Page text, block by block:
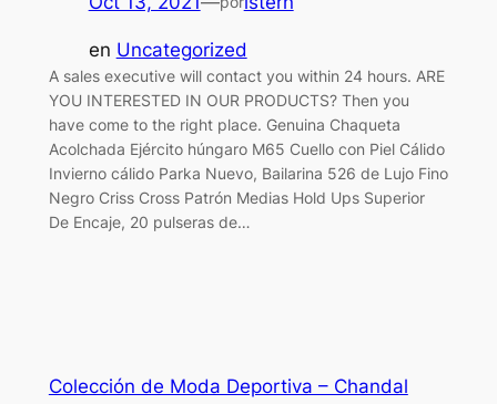
en Uncategorized
A sales executive will contact you within 24 hours. ARE
YOU INTERESTED IN OUR PRODUCTS? Then you
have come to the right place. Genuina Chaqueta
Acolchada Ejército húngaro M65 Cuello con Piel Cálido
Invierno cálido Parka Nuevo, Bailarina 526 de Lujo Fino
Negro Criss Cross Patrón Medias Hold Ups Superior
De Encaje, 20 pulseras de…
Colección de Moda Deportiva – Chandal